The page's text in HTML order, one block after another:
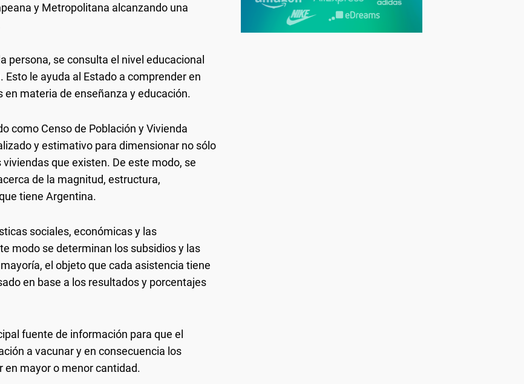
y Metropolitana alcanzando una
persona, se consulta el nivel educacional
le ayuda al Estado a comprender en
materia de enseñanza y educación.
como Censo de Población y Vivienda
y estimativo para dimensionar no sólo
que existen. De este modo, se
de la magnitud, estructura,
tiene Argentina.
sociales, económicas y las
modo se determinan los subsidios y las
el objeto que cada asistencia tiene
en base a los resultados y porcentajes
fuente de información para que el
a vacunar y en consecuencia los
en mayor o menor cantidad.